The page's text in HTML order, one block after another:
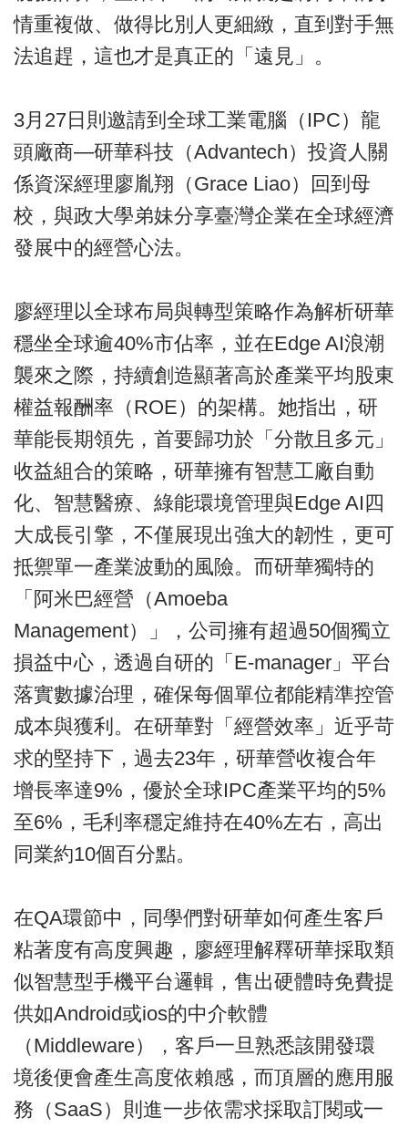
情重複做、做得比別人更細緻，直到對手無
法追趕，這也才是真正的「遠見」。
3月27日則邀請到全球工業電腦（IPC）龍
頭廠商—研華科技（Advantech）投資人關
係資深經理廖胤翔（Grace Liao）回到母
校，與政大學弟妹分享臺灣企業在全球經濟
發展中的經營心法。
廖經理以全球布局與轉型策略作為解析研華
穩坐全球逾40%市佔率，並在Edge AI浪潮
襲來之際，持續創造顯著高於產業平均股東
權益報酬率（ROE）的架構。她指出，研
華能長期領先，首要歸功於「分散且多元」
收益組合的策略，研華擁有智慧工廠自動
化、智慧醫療、綠能環境管理與Edge AI四
大成長引擎，不僅展現出強大的韌性，更可
抵禦單一產業波動的風險。而研華獨特的
「阿米巴經營（Amoeba
Management）」，公司擁有超過50個獨立
損益中心，透過自研的「E-manager」平台
落實數據治理，確保每個單位都能精準控管
成本與獲利。在研華對「經營效率」近乎苛
求的堅持下，過去23年，研華營收複合年
增長率達9%，優於全球IPC產業平均的5%
至6%，毛利率穩定維持在40%左右，高出
同業約10個百分點。
在QA環節中，同學們對研華如何產生客戶
粘著度有高度興趣，廖經理解釋研華採取類
似智慧型手機平台邏輯，售出硬體時免費提
供如Android或ios的中介軟體
（Middleware），客戶一旦熟悉該開發環
境後便會產生高度依賴感，而頂層的應用服
務（SaaS）則進一步依需求採取訂閱或一